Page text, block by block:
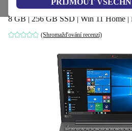
PŘIJMOUT
8 GB | 256 GB SSD | Win 11 Home |
(Shromažďování recenzí)